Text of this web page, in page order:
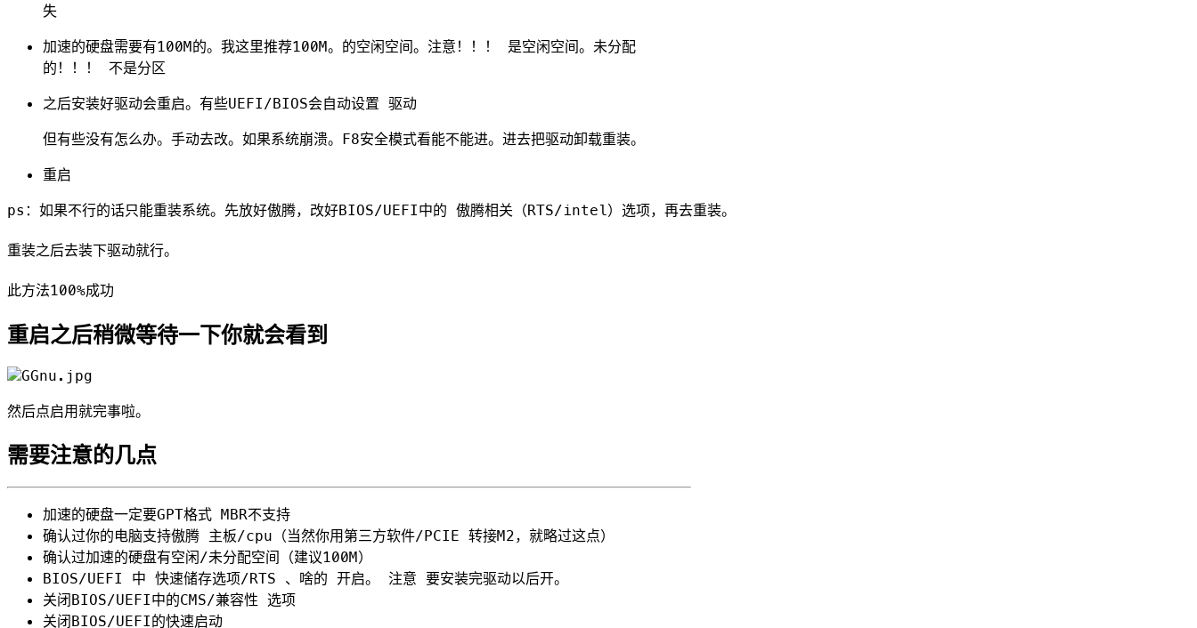
失
加速的硬盘需要有100M的。我这里推荐100M。的空闲空间。注意！！！ 是空闲空间。未分配
的！！！ 不是分区
之后安装好驱动会重启。有些UEFI/BIOS会自动设置 驱动
但有些没有怎么办。手动去改。如果系统崩溃。F8安全模式看能不能进。进去把驱动卸载重装。
重启
ps：如果不行的话只能重装系统。先放好傲腾，改好BIOS/UEFI中的 傲腾相关（RTS/intel）选项，再去重装。
重装之后去装下驱动就行。
重启之后稍微等待一下你就会看到
然后点启用就完事啦。
需要注意的几点
加速的硬盘一定要GPT格式 MBR不支持
确认过你的电脑支持傲腾 主板/cpu（当然你用第三方软件/PCIE 转接M2，就略过这点）
确认过加速的硬盘有空闲/未分配空间（建议100M）
BIOS/UEFI 中 快速储存选项/RTS 、啥的 开启。 注意 要安装完驱动以后开。
关闭BIOS/UEFI中的CMS/兼容性 选项
关闭BIOS/UEFI的快速启动